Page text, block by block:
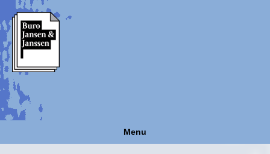
Menu